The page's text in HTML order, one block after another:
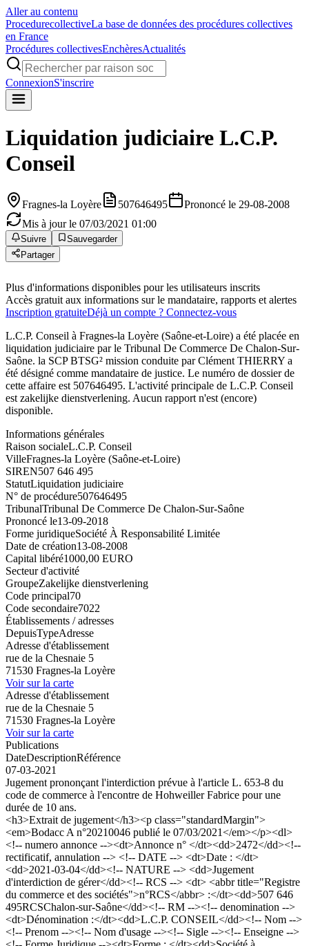
Aller au contenu
ProcedurecollectiveLa base de données des procédures collectives
en France
Procédures collectivesEnchèresActualités
ConnexionS'inscrire
Liquidation judiciaire L.C.P.
Conseil
Fragnes-la Loyère 507646495
Prononcé le 29-08-2008
Mis à jour le 07/03/2021 01:00
Suivre
Sauvegarder
Partager
Plus d'informations disponibles pour les utilisateurs inscrits
Accès gratuit aux informations sur le mandataire, rapports et alertes
Inscription gratuiteDéjà un compte ? Connectez-vous
L.C.P. Conseil à Fragnes-la Loyère (Saône-et-Loire) a été placée en
liquidation judiciaire par le Tribunal De Commerce De Chalon-Sur-
Saône. la SCP BTSG² mission conduite par Clément THIERRY a
été désigné comme mandataire de justice. Le numéro de dossier de
cette affaire est 507646495. L'activité principale de L.C.P. Conseil
est zakelijke dienstverlening. Aucun rapport n'est (encore)
disponible.
Informations générales
Raison socialeL.C.P. Conseil
VilleFragnes-la Loyère (Saône-et-Loire)
SIREN507 646 495
StatutLiquidation judiciaire
N° de procédure507646495
TribunalTribunal De Commerce De Chalon-Sur-Saône
Prononcé le13-09-2018
Forme juridiqueSociété À Responsabilité Limitée
Date de création13-08-2008
Capital libéré1000,00 EURO
Secteur d'activité
GroupeZakelijke dienstverlening
Code principal70
Code secondaire7022
Établissements / adresses
DepuisTypeAdresse
Adresse d'établissement
rue de la Chesnaie 5
71530 Fragnes-la Loyère
Voir sur la carte
Adresse d'établissement
rue de la Chesnaie 5
71530 Fragnes-la Loyère
Voir sur la carte
Publications
DateDescriptionRéférence
07-03-2021
Jugement prononçant l'interdiction prévue à l'article L. 653-8 du
code de commerce à l'encontre de Hohweiller Fabrice pour une
durée de 10 ans.
<h3>Extrait de jugement</h3><p class="standardMargin">
<em>Bodacc A n°20210046 publié le 07/03/2021</em></p><dl>
<!-- numero annonce --><dt>Annonce n° </dt><dd>2472</dd><!--
rectificatif, annulation --> <!-- DATE --> <dt>Date : </dt>
<dd>2021-03-04</dd><!-- NATURE --> <dd>Jugement
d'interdiction de gérer</dd><!-- RCS --> <dt> <abbr title="Registre
du commerce et des sociétés">n°RCS</abbr> :</dt><dd>507 646
495RCSChalon-sur-Saône</dd><!-- RM --><!-- denomination -->
<dt>Dénomination :</dt><dd>L.C.P. CONSEIL</dd><!-- Nom -->
<!-- Prenom --><!-- Nom d'usage --><!-- Sigle --><!-- Enseigne -->